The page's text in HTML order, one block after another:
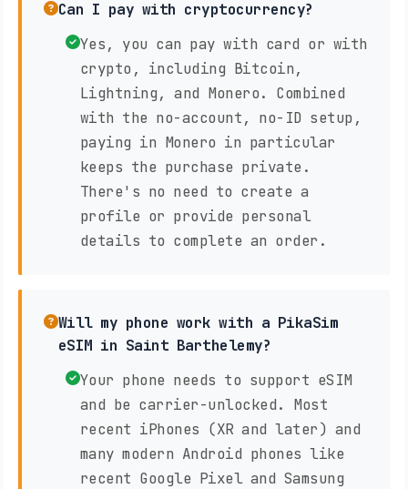
Can I pay with cryptocurrency?
Yes, you can pay with card or with
crypto, including Bitcoin,
Lightning, and Monero. Combined
with the no-account, no-ID setup,
paying in Monero in particular
keeps the purchase private.
There's no need to create a
profile or provide personal
details to complete an order.
Will my phone work with a PikaSim
eSIM in Saint Barthelemy?
Your phone needs to support eSIM
and be carrier-unlocked. Most
recent iPhones (XR and later) and
many modern Android phones like
recent Google Pixel and Samsung